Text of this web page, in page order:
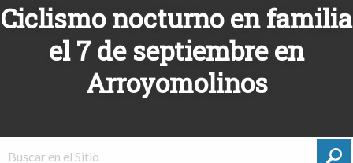
Ciclismo nocturno en familia
el 7 de septiembre en
Arroyomolinos